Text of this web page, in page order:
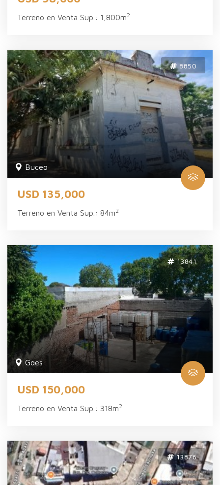
Terreno en Venta Sup.: 1,800m2
8850
Buceo
USD 135,000
Terreno en Venta Sup.: 84m2
13841
Goes
USD 150,000
Terreno en Venta Sup.: 318m2
13876